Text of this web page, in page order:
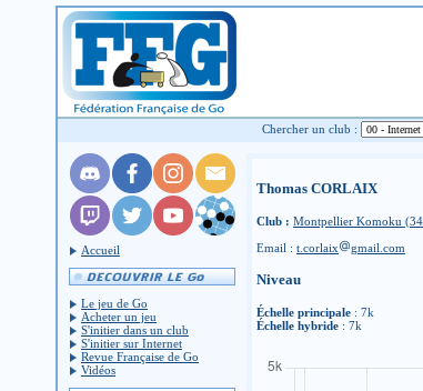
Chercher un club :
Accueil
Le jeu de Go
Acheter un jeu
S'initier dans un club
S'initier sur Internet
Revue Française de Go
Vidéos
Thomas CORLAIX
Club : Montpellier Komoku
Email : t.corlaix gmail.com
Niveau
Échelle principale : 7k
Échelle hybride : 7k